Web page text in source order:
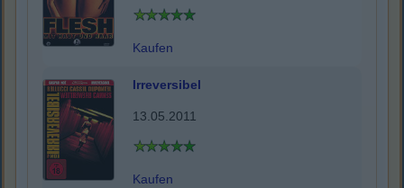
Kaufen
Irreversibel
13.05.2011
Kaufen